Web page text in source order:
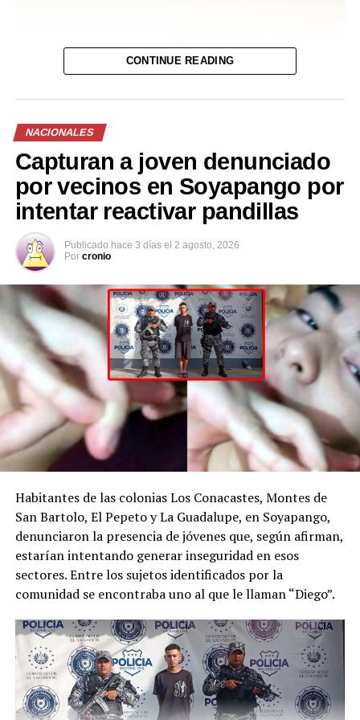
Don Neftalí reaparece y solicita que lo dejen vivir
VIDEO | Denuncian a conductor de la ruta 4T por
manipular su celular mientras conducía
00:00 01:08
CONTINUE READING
NACIONALES
Capturan a joven denunciado
por vecinos en Soyapango por
intentar reactivar pandillas
Publicado hace 3 días el 2 agosto, 2026
Por cronio
Habitantes de las colonias Los Conacastes, Montes de
San Bartolo, El Pepeto y La Guadalupe, en Soyapango,
denunciaron la presencia de jóvenes que, según afirman,
estarían intentando generar inseguridad en esos
sectores. Entre los sujetos identificados por la
comunidad se encontraba uno al que le llaman “Diego”.